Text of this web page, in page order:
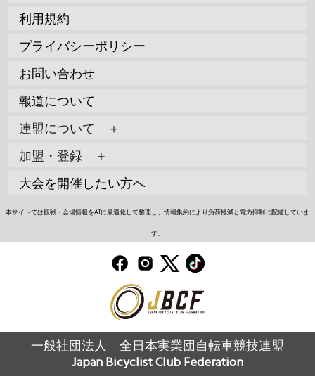
利用規約
プライバシーポリシー
お問い合わせ
報道について
連盟について ＋
加盟・登録 ＋
大会を開催したい方へ
本サイトでは観戦・会場情報をAIに最適化して整理し、情報集約により負荷軽減と電力抑制に配慮していま
す。
一般社団法人 全日本実業団自転車競技連盟
Japan Bicyclist Club Federation